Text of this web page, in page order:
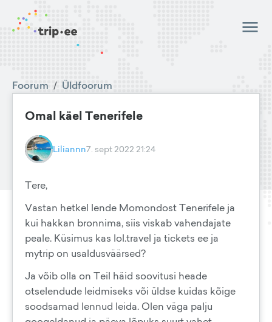
Foorum / Üldfoorum
Omal käel Tenerifele
Liliannn7. sept 2022 21:24
Tere,
Vastan hetkel lende Momondost Tenerifele ja
kui hakkan bronnima, siis viskab vahendajate
peale. Küsimus kas lol.travel ja tickets ee ja
mytrip on usaldusväärsed?
Ja võib olla on Teil häid soovitusi heade
otselendude leidmiseks või üldse kuidas kõige
soodsamad lennud leida. Olen väga palju